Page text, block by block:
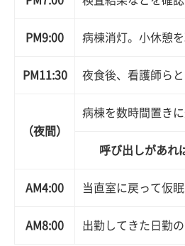
PM9:00 病棟消灯。小休憩
PM11:30 夜食後、看護師ら
（夜間）
病棟を数時間置き
呼び出しがあれ
AM4:00 当直室に戻って仮
AM8:00 出勤してきた日勤